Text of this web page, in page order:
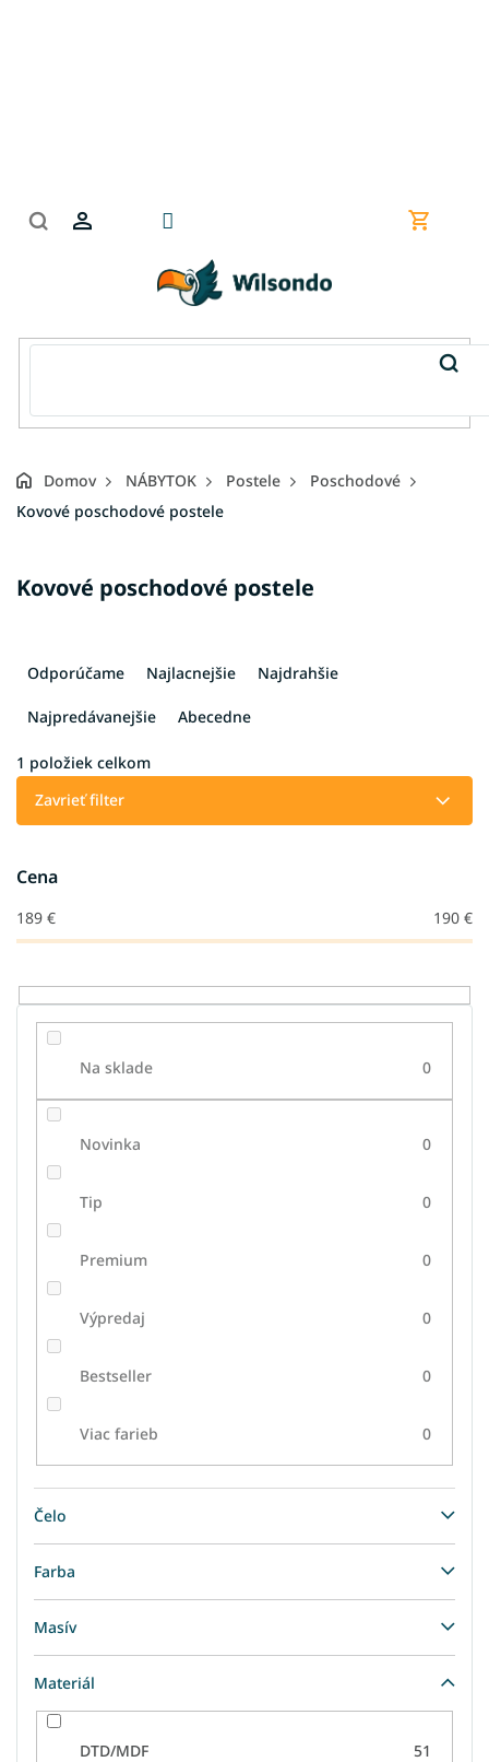
Domov NÁBYTOK Postele
Poschodové
Kovové poschodové postele
Kovové poschodové postele
a
i
e
d
u
k
o
v
Odporúčame Najlacnejšie Najdrahšie
Najpredávanejšie Abecedne
1 položiek celkom
Zavrieť filter
Cena
189 € 190 €
Na sklade 0
Novinka 0
Tip 0
Premium 0
Výpredaj 0
Bestseller 0
Viac farieb 0
Čelo
Farba
Masív
Materiál
DTD/MDF 51